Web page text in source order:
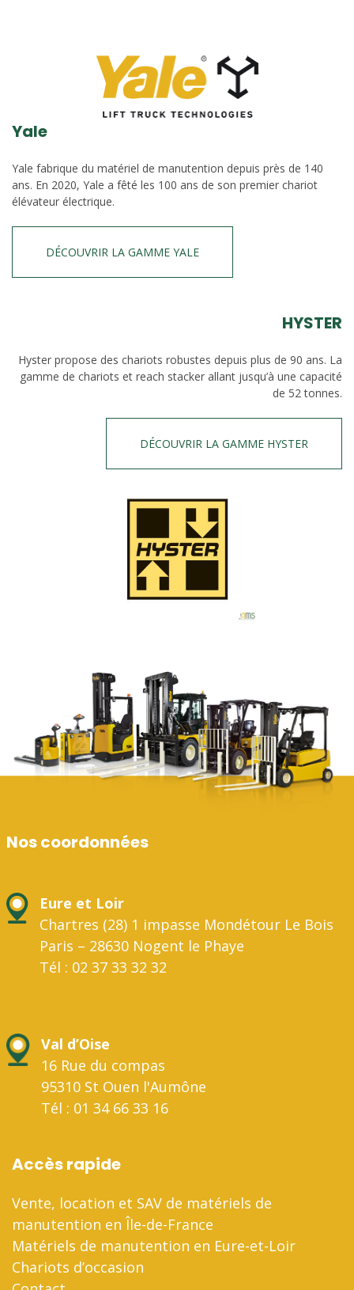
Yale
Yale fabrique du matériel de manutention depuis près de 140
ans. En 2020, Yale a fêté les 100 ans de son premier chariot
élévateur électrique.
DÉCOUVRIR LA GAMME YALE
HYSTER
Hyster propose des chariots robustes depuis plus de 90 ans. La
gamme de chariots et reach stacker allant jusqu’à une capacité
de 52 tonnes.
DÉCOUVRIR LA GAMME HYSTER
Nos coordonnées
Eure et Loir
Chartres (28) 1 impasse Mondétour Le Bois
Paris – 28630 Nogent le Phaye
Tél : 02 37 33 32 32
Val d’Oise
16 Rue du compas
95310 St Ouen l'Aumône
Tél : 01 34 66 33 16
Accès rapide
Vente, location et SAV de matériels de
manutention en Île-de-France
Matériels de manutention en Eure-et-Loir
Chariots d’occasion